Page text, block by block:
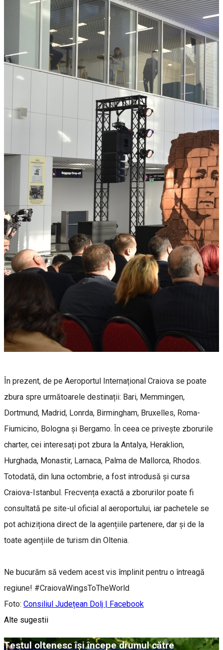
În prezent, de pe Aeroportul Internațional Craiova se poate
zbura spre următoarele destinații: Bari, Memmingen,
Dortmund, Madrid, Lonrda, Birmingham, Bruxelles, Roma-
Fiumicino, Bologna și Bergamo. În ceea ce privește zborurile
charter, cei interesați pot zbura la Antalya, Heraklion,
Hurghada, Monastir, Larnaca, Palma de Mallorca, Rhodos.
Totodată, din luna octombrie, a fost introdusă și cursa
Craiova-Istanbul. Frecvența exactă a zborurilor poate fi
consultată pe site-ul oficial al aeroportului, iar pachetele se
pot achiziționa direct de la agențiile partenere, dar și de la
toate agențiile de turism din Oltenia.
Ne bucurăm să vedem acest vis împlinit pentru o întreagă
regiune! #CraiovaWingsToTheWorld
Foto: Consiliul Județean Dolj | Facebook
Alte sugestii
Țestul oltenesc își începe drumul către